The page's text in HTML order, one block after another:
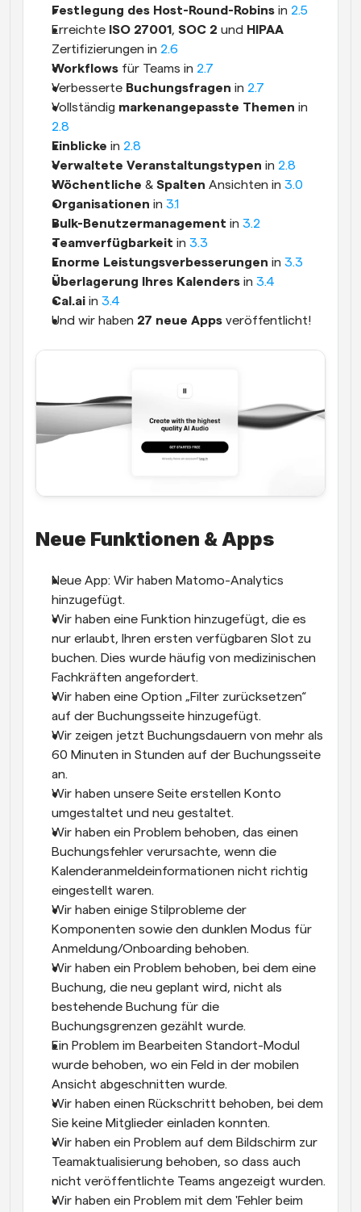
Festlegung des Host-Round-Robins in 2.5
Erreichte ISO 27001 , SOC 2 und HIPAA
Zertifizierungen in 2.6
Workflows für Teams in 2.7
Verbesserte Buchungsfragen in 2.7
Vollständig markenangepasste Themen
2.8
Einblicke in 2.8
Verwaltete Veranstaltungstypen in 2.8
Wöchentliche & Spalten Ansichten in 3.0
Organisationen in 3.1
Bulk-Benutzermanagement in 3.2
Teamverfügbarkeit in 3.3
Enorme Leistungsverbesserungen in 3.3
Überlagerung Ihres Kalenders in 3.4
Cal.ai in 3.4
Und wir haben 27 neue Apps veröffentlicht!
Neue Funktionen & Apps
Neue App: Wir haben Matomo-Analytics
hinzugefügt.
Wir haben eine Funktion hinzugefügt, die es
nur erlaubt, Ihren ersten verfügbaren Slot zu
buchen. Dies wurde häufig von medizinischen
Fachkräften angefordert.
Wir haben eine Option „Filter zurücksetzen“
auf der Buchungsseite hinzugefügt.
Wir zeigen jetzt Buchungsdauern von mehr als
60 Minuten in Stunden auf der Buchungsseite
an.
Wir haben unsere Seite erstellen Konto
umgestaltet und neu gestaltet.
Wir haben ein Problem behoben, das einen
Buchungsfehler verursachte, wenn die
Kalenderanmeldeinformationen nicht richtig
eingestellt waren.
Wir haben einige Stilprobleme der
Komponenten sowie den dunklen Modus für
Anmeldung/Onboarding behoben.
Wir haben ein Problem behoben, bei dem eine
Buchung, die neu geplant wird, nicht als
bestehende Buchung für die
Buchungsgrenzen gezählt wurde.
Ein Problem im Bearbeiten Standort-Modul
wurde behoben, wo ein Feld in der mobilen
Ansicht abgeschnitten wurde.
Wir haben einen Rückschritt behoben, bei dem
Sie keine Mitglieder einladen konnten.
Wir haben ein Problem auf dem Bildschirm zur
Teamaktualisierung behoben, so dass auch
nicht veröffentlichte Teams angezeigt wurden.
Wir haben ein Problem mit dem 'Fehler beim